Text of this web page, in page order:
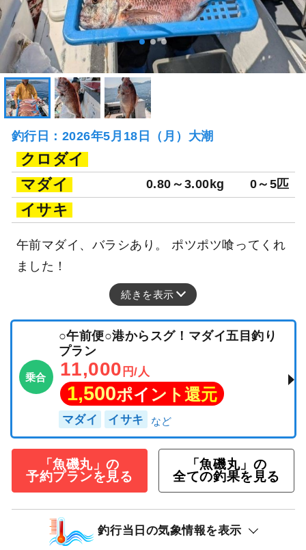
釣行日：2026年5月18日（月）大潮
クロダイ
マダイ
0.80～3.00kg 0～5匹
イサキ
午前マダイ、バラシあり。 ポツポツ喰ってくれ
ました！
続きを表示
乗合
○午前便○港からスグ！マダイ五目釣り
プラン
11,000 円/人
1,500ポイント還元
マダイ イサキ
「魚磯丸」の
予約プランを見る
「魚磯丸」の
全ての釣果を見る
釣行当日の気象情報を表示